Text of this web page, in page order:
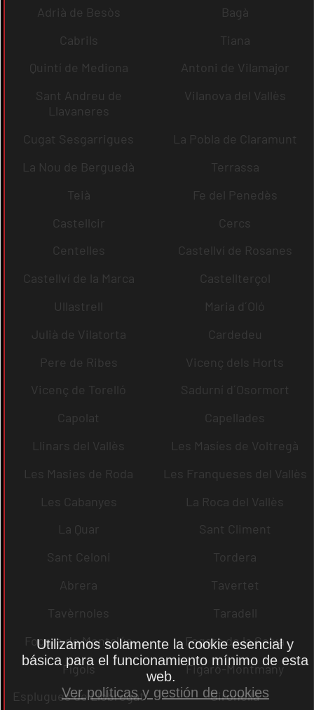
Adrià de Besòs
Bagà
Cabrils
Tiana
Quintí de Mediona
Antoni de Vilamajor
Sant Andreu de
Llavaneres
Vilanova del Vallès
Cugat Sesgarrigues
La Pobla de Claramunt
La Nou de Berguedà
Terrassa
Teià
Fe del Penedès
Castellcir
Cercs
Centelles
Castellví de Rosanes
Castellví de la Marca
Castellterçol
Ullastrell
Maria d´Oló
Julià de Vilatorta
Cardedeu
Pere de Ribes
Vicenç dels Horts
Vicenç de Torelló
Sadurní d´Osormort
Capolat
Capellades
Llinars del Vallès
Les Masíes de Voltregà
Les Masies de Roda
Les Franqueses del Vallès
Les Cabanyes
La Roca del Vallès
La Quar
Sant Climent
Sant Celoni
Tordera
Abrera
Tavertet
Tavèrnoles
Taradell
Fogars de Montclús
Fogars de la Selva
Fígols
Figaró-Montmany
Esplugues de Llobregat
Gironella
Utilizamos solamente la cookie esencial y
básica para el funcionamiento mínimo de esta
web.
Ver políticas y gestión de cookies